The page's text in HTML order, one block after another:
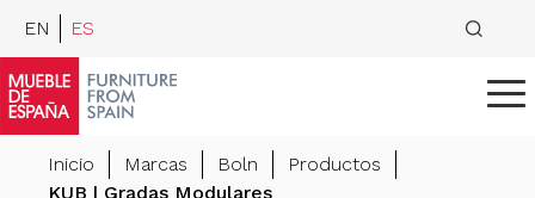
EN ES
Inicio Marcas Boln
Productos
KUB | Gradas Modulares